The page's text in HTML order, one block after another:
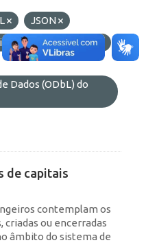
JSON
IED
RDE
Dados (ODbL) do
de capitais
contemplam os
ou encerradas
âmbito do sistema de